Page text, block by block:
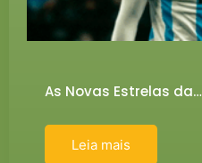
As Novas Estrelas da…
Leia mais